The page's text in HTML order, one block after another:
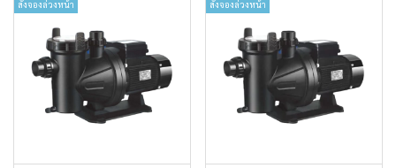
สั่งจองล่วงหน้า สั่งจองล่วงหน้า